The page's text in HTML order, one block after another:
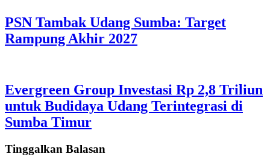
PSN Tambak Udang Sumba: Target
Rampung Akhir 2027
Evergreen Group Investasi Rp 2,8 Triliun
untuk Budidaya Udang Terintegrasi di
Sumba Timur
Tinggalkan Balasan